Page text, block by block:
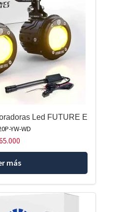
Led FUTURE E
YW-WD
más